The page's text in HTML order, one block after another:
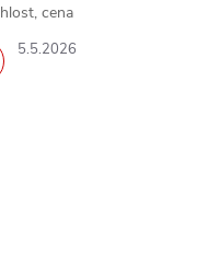
5.5.2026
cena